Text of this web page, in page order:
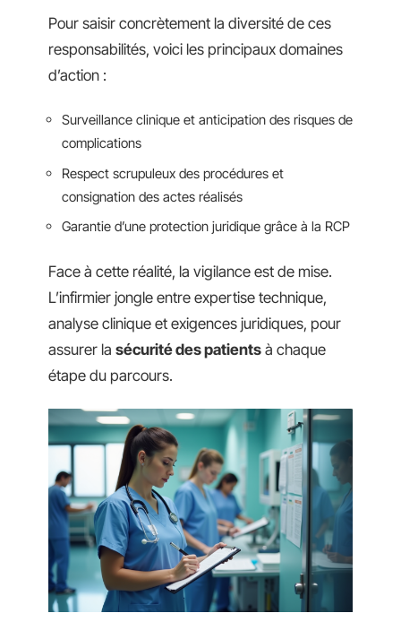
Pour saisir concrètement la diversité de ces
responsabilités, voici les principaux domaines
d’action :
Surveillance clinique et anticipation des risques de
complications
Respect scrupuleux des procédures et
consignation des actes réalisés
Garantie d’une protection juridique grâce à la RCP
Face à cette réalité, la vigilance est de mise.
L’infirmier jongle entre expertise technique,
analyse clinique et exigences juridiques, pour
assurer la sécurité des patients à chaque
étape du parcours.